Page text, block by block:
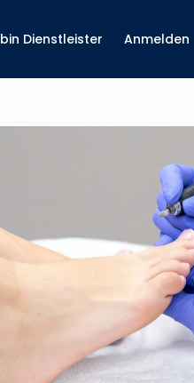
Dienstleister Anmelden